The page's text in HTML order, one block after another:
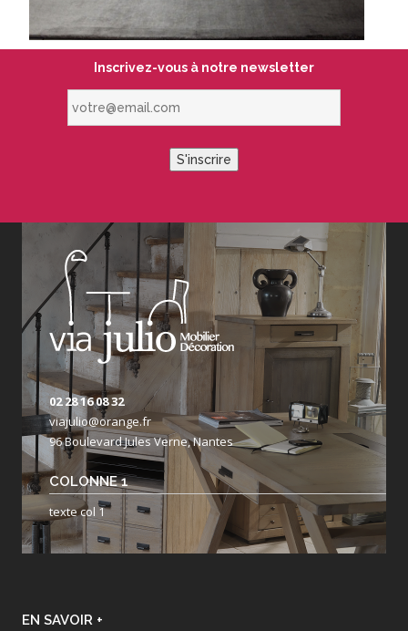
Inscrivez-vous à notre newsletter
S'inscrire
02 28 16 08 32
viajulio@orange.fr
96 Boulevard Jules Verne, Nantes
COLONNE 1
texte col 1
EN SAVOIR +